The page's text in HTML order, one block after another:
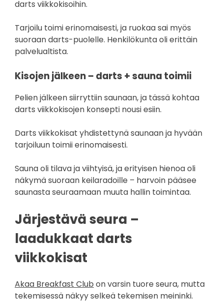
darts viikkokisoihin.
Tarjoilu toimi erinomaisesti, ja ruokaa sai myös
suoraan darts-puolelle. Henkilökunta oli erittäin
palvelualtista.
Kisojen jälkeen – darts + sauna toimii
Pelien jälkeen siirryttiin saunaan, ja tässä kohtaa
darts viikkokisojen konsepti nousi esiin.
Darts viikkokisat yhdistettynä saunaan ja hyvään
tarjoiluun toimii erinomaisesti.
Sauna oli tilava ja viihtyisä, ja erityisen hienoa oli
näkymä suoraan keilaradoille – harvoin pääsee
saunasta seuraamaan muuta hallin toimintaa.
Järjestävä seura –
laadukkaat darts
viikkokisat
Akaa Breakfast Club on varsin tuore seura, mutta
tekemisessä näkyy selkeä tekemisen meininki.